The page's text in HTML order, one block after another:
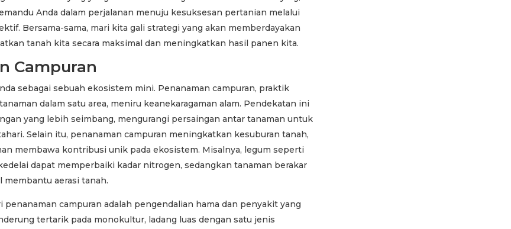
Anda dalam perjalanan menuju kesuksesan pertanian melalui
Bersama-sama, mari kita gali strategi yang akan memberdayakan
tanah kita secara maksimal dan meningkatkan hasil panen kita.
Campuran
sebagai sebuah ekosistem mini. Penanaman campuran, praktik
dalam satu area, meniru keanekaragaman alam. Pendekatan ini
yang lebih seimbang, mengurangi persaingan antar tanaman untuk
Selain itu, penanaman campuran meningkatkan kesuburan tanah,
membawa kontribusi unik pada ekosistem. Misalnya, legum seperti
dapat memperbaiki kadar nitrogen, sedangkan tanaman berakar
aerasi tanah.
penanaman campuran adalah pengendalian hama dan penyakit yang
tertarik pada monokultur, ladang luas dengan satu jenis